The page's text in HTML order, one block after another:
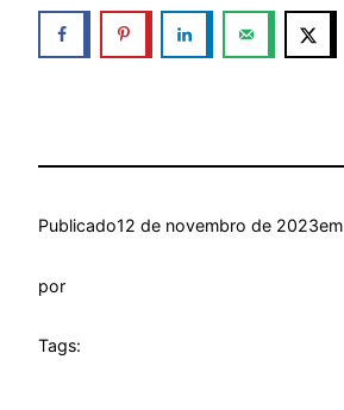
Publicado12 de novembro de 2023em
por
Tags: